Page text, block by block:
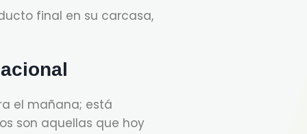
final en su carcasa,
el mañana; está
son aquellas que hoy